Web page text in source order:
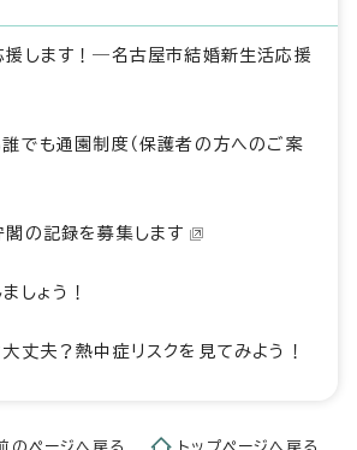
援します！―名古屋市結婚新生活応援
でも通園制度（保護者の方へのご案
の記録を募集します
しょう！
丈夫？熱中症リスクを見てみよう！
のページへ戻る トップページへ戻る